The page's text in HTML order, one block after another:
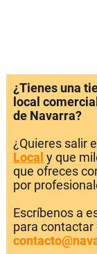
¿Tienes una
local
de Navarra?
¿Quieres salir
Local y que
que ofreces
por
Escríbenos a
para contactar